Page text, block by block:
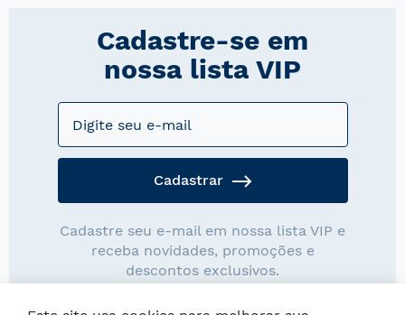
Cadastre-se em
nossa lista VIP
Cadastrar
Cadastre seu e-mail em nossa lista VIP e
receba novidades, promoções e
descontos exclusivos.